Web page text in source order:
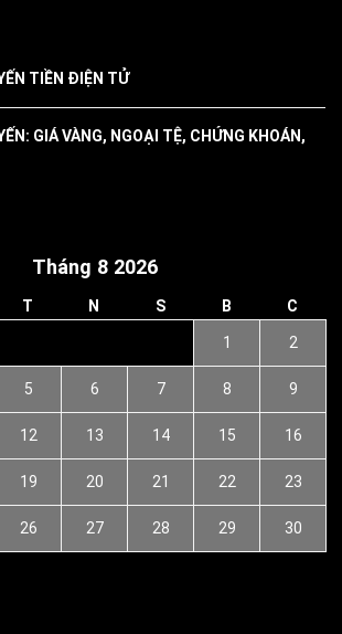
TIỀN ĐIỆN TỬ
GIÁ VÀNG, NGOẠI TỆ, CHỨNG KHOÁN,
Tháng 8 2026
T N S B C
1 2
5 6 7 8 9
12 13 14 15 16
19 20 21 22 23
26 27 28 29 30